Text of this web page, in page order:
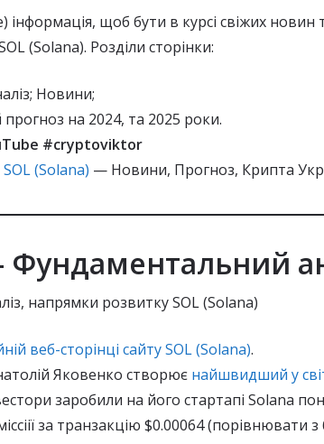
інформація, щоб бути в курсі свіжих новин
(Solana). Розділи сторінки:
Новини;
прогноз на 2024, та 2025 роки.
#cryptoviktor
SOL (Solana) — Новини, Прогноз, Крипта
Фундаментальний
напрямки розвитку SOL (Solana)
веб-сторінці сайту SOL (Solana).
Яковенко створює найшвидший у
заробили на його стартапі Solana
за транзакцію $0.00064 (порівнювати